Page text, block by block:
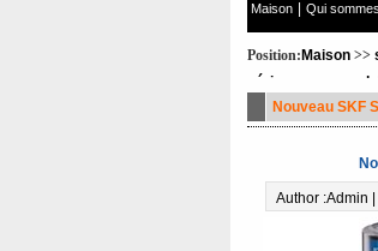
Maison Qui
Position: Maison >>
série assure une
Nouveau SKF
Author :Admin